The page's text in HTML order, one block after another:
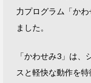
力プログラム「か
ました。
「かわせみ3」は
スと軽快な動作を